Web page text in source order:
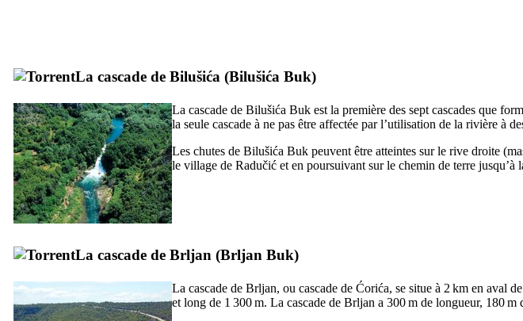
La cascade de Bilušića (Bilušića Buk)
La cascade de Bilušića Buk est la première des sept cascades que
la seule cascade à ne pas être affectée par l’utilisation de la rivière à
Les chutes de Bilušića Buk peuvent être atteintes sur le rive droite
le village de Radučić et en poursuivant sur le chemin de terre jusqu’à
La cascade de Brljan (Brljan Buk)
La cascade de Brljan, ou cascade de Ćorića, se situe à 2 km en aval
et long de 1 300 m. La cascade de Brljan a 300 m de longueur, 180 m